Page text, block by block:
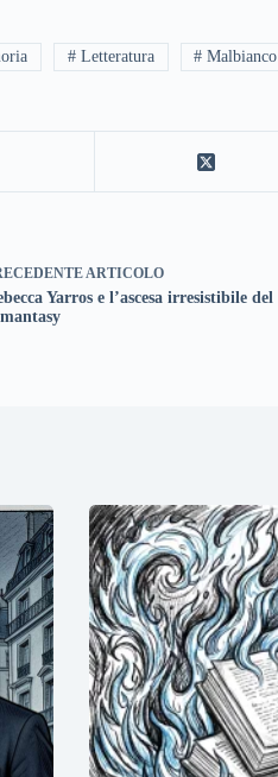
# Letteratura # Malbianco
ARTICOLO
Yarros e l’ascesa irresistibile del